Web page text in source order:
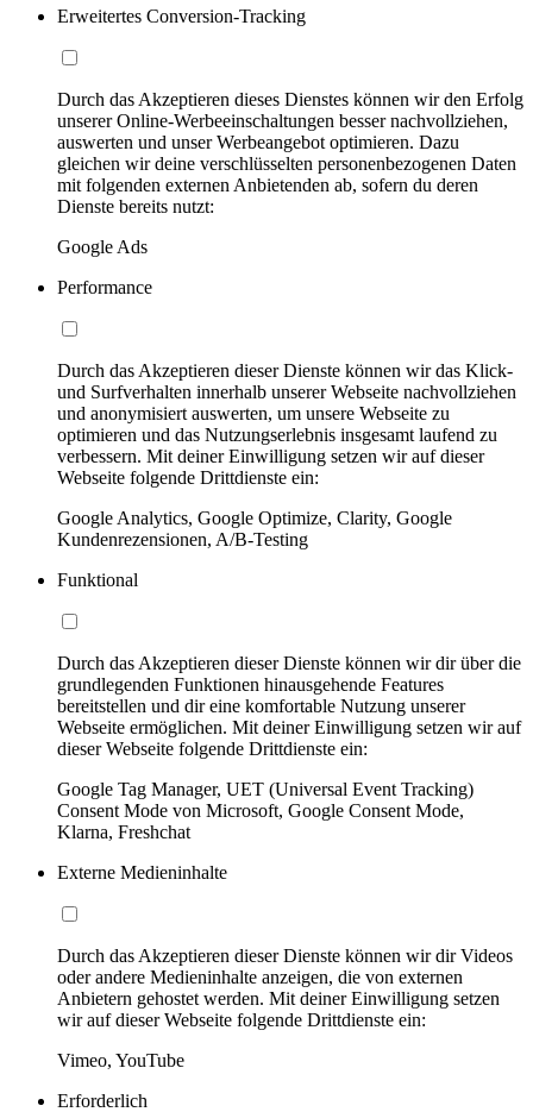
Erweitertes Conversion-Tracking
Durch das Akzeptieren dieses Dienstes können wir den Erfolg
unserer Online-Werbeeinschaltungen besser nachvollziehen,
auswerten und unser Werbeangebot optimieren. Dazu
gleichen wir deine verschlüsselten personenbezogenen Daten
mit folgenden externen Anbietenden ab, sofern du deren
Dienste bereits nutzt:
Google Ads
Performance
Durch das Akzeptieren dieser Dienste können wir das Klick-
und Surfverhalten innerhalb unserer Webseite nachvollziehen
und anonymisiert auswerten, um unsere Webseite zu
optimieren und das Nutzungserlebnis insgesamt laufend zu
verbessern. Mit deiner Einwilligung setzen wir auf dieser
Webseite folgende Drittdienste ein:
Google Analytics, Google Optimize, Clarity, Google
Kundenrezensionen, A/B-Testing
Funktional
Durch das Akzeptieren dieser Dienste können wir dir über die
grundlegenden Funktionen hinausgehende Features
bereitstellen und dir eine komfortable Nutzung unserer
Webseite ermöglichen. Mit deiner Einwilligung setzen wir auf
dieser Webseite folgende Drittdienste ein:
Google Tag Manager, UET (Universal Event Tracking)
Consent Mode von Microsoft, Google Consent Mode,
Klarna, Freshchat
Externe Medieninhalte
Durch das Akzeptieren dieser Dienste können wir dir Videos
oder andere Medieninhalte anzeigen, die von externen
Anbietern gehostet werden. Mit deiner Einwilligung setzen
wir auf dieser Webseite folgende Drittdienste ein:
Vimeo, YouTube
Erforderlich